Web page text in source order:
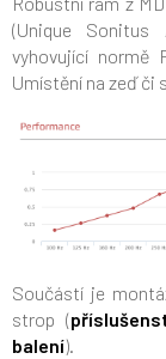
(Unique Sonitus
vyhovující normě
Umístění na zeď či
Součástí je
strop (
balení).